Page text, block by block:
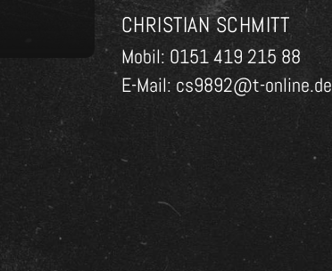
CHRISTIAN SCHMITT
Mobil: 0151 419 215 88
E-Mail: cs9892@t-online.de